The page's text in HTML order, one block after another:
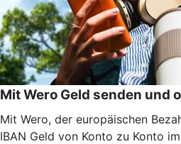
Mit Wero Geld senden und
Mit Wero, der europäischen
IBAN Geld von Konto zu Konto